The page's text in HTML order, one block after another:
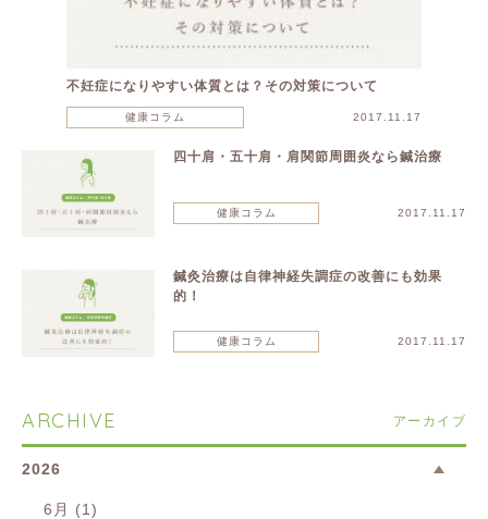
不妊症になりやすい体質とは？その対策について
健康コラム 2017.11.17
四十肩・五十肩・肩関節周囲炎なら鍼治療
健康コラム 2017.11.17
鍼灸治療は自律神経失調症の改善にも効果
的！
健康コラム 2017.11.17
ARCHIVE アーカイブ
2026
6月 (1)